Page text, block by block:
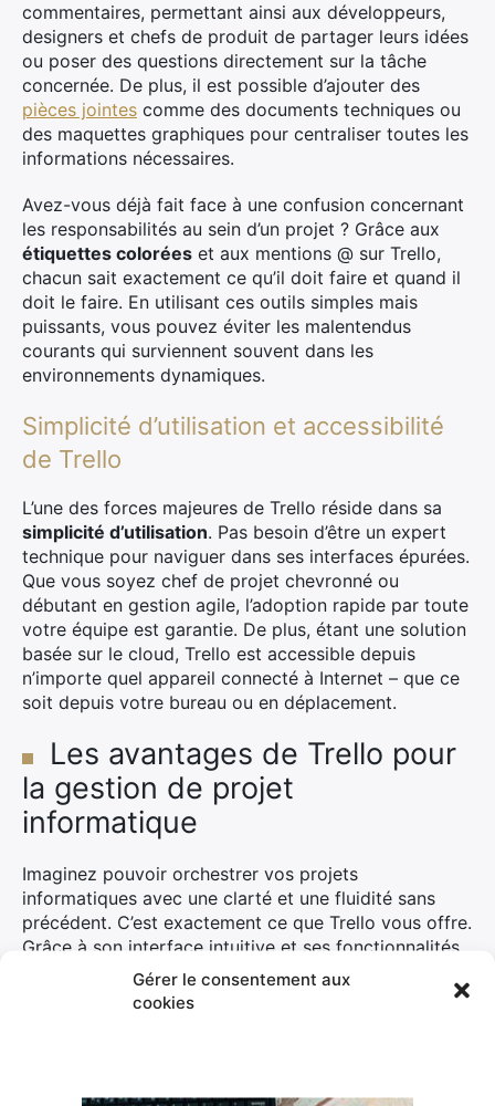
Gérer le consentement aux
cookies
commentaires, permettant ainsi aux développeurs,
designers et chefs de produit de partager leurs idées
ou poser des questions directement sur la tâche
concernée. De plus, il est possible d’ajouter des
pièces jointes comme des documents techniques ou
des maquettes graphiques pour centraliser toutes les
informations nécessaires.
Avez-vous déjà fait face à une confusion concernant
les responsabilités au sein d’un projet ? Grâce aux
étiquettes colorées et aux mentions @ sur Trello,
chacun sait exactement ce qu’il doit faire et quand il
doit le faire. En utilisant ces outils simples mais
puissants, vous pouvez éviter les malentendus
courants qui surviennent souvent dans les
environnements dynamiques.
Simplicité d’utilisation et accessibilité
de Trello
L’une des forces majeures de Trello réside dans sa
simplicité d’utilisation. Pas besoin d’être un expert
technique pour naviguer dans ses interfaces épurées.
Que vous soyez chef de projet chevronné ou
débutant en gestion agile, l’adoption rapide par toute
votre équipe est garantie. De plus, étant une solution
basée sur le cloud, Trello est accessible depuis
n’importe quel appareil connecté à Internet – que ce
soit depuis votre bureau ou en déplacement.
Les avantages de Trello pour
la gestion de projet
informatique
Imaginez pouvoir orchestrer vos projets
informatiques avec une clarté et une fluidité sans
précédent. C’est exactement ce que Trello vous offre.
Grâce à son interface intuitive et ses fonctionnalités
puissantes, cet outil devient unallié incontournable
pour tout professionnel en gestion de projet